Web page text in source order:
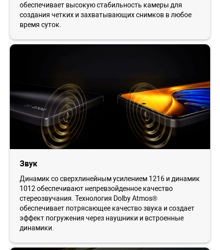
обеспечивает высокую стабильность камеры для
создания четких и захватывающих снимков в любое
время суток.
Звук
Динамик со сверхлинейным усилением 1216 и динамик
1012 обеспечивают непревзойденное качество
стереозвучания. Технология Dolby Atmos®
обеспечивает потрясающее качество звука и создает
эффект погружения через наушники и встроенные
динамики.